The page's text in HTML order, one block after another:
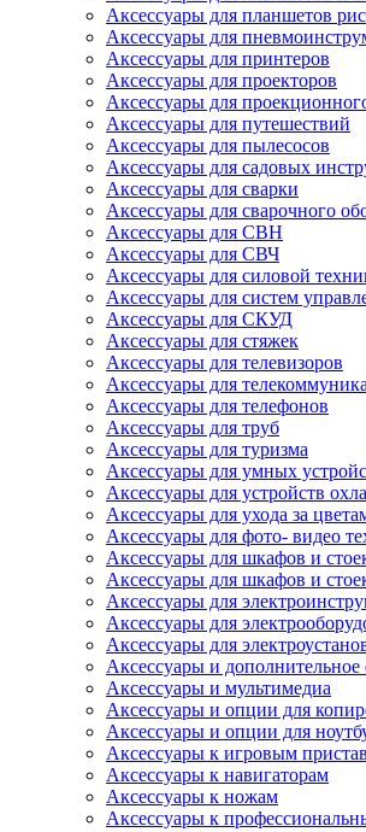
Аксессуары для планшетов
Аксессуары для
Аксессуары для принтеров
Аксессуары для проекторов
Аксессуары для
Аксессуары для путешествий
Аксессуары для пылесосов
Аксессуары для садовых
Аксессуары для сварки
Аксессуары для сварочного
Аксессуары для СВН
Аксессуары для СВЧ
Аксессуары для силовой
Аксессуары для систем
Аксессуары для СКУД
Аксессуары для стяжек
Аксессуары для телевизоров
Аксессуары для
Аксессуары для телефонов
Аксессуары для труб
Аксессуары для туризма
Аксессуары для умных
Аксессуары для устройств
Аксессуары для ухода за
Аксессуары для фото- видео
Аксессуары для шкафов и
Аксессуары для шкафов и
Аксессуары для
Аксессуары для
Аксессуары для
Аксессуары и дополнительное
Аксессуары и мультимедиа
Аксессуары и опции для
Аксессуары и опции для
Аксессуары к игровым
Аксессуары к навигаторам
Аксессуары к ножам
Аксессуары к